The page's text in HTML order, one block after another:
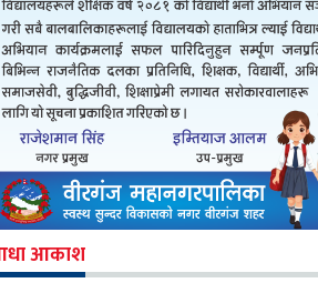
आकाश